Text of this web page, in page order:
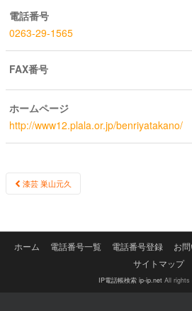
電話番号
0263-29-1565
FAX番号
ホームページ
http://www12.plala.or.jp/benriyatakano/
Post
漆芸 巣山元久
ホーム 電話番号一覧 電話番号登録 お
サイトマップ
IP電話帳検索 ip-ip.netAll rights